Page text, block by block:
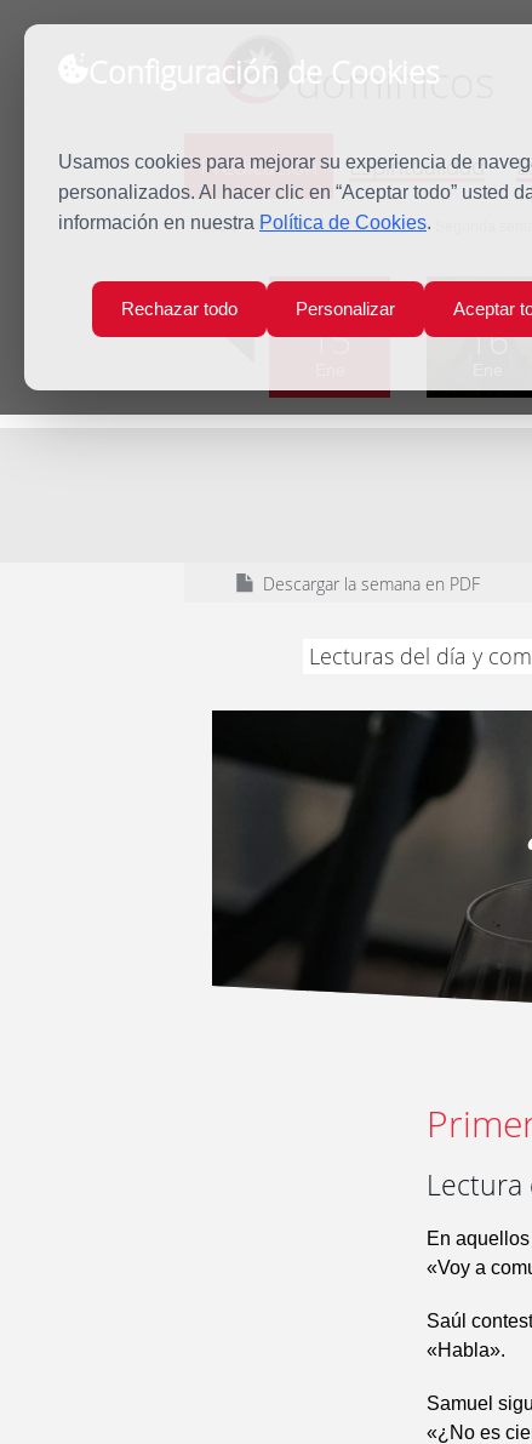
Configuración de Cookies
Usamos cookies para mejorar su experiencia de
personalizados. Al hacer clic en “Aceptar todo” usted
información en nuestra Política de Cookies.
Rechazar todo Personalizar Aceptar
dominicos
Predicación Espiritualidad
Inicio Predicación Lunes de la Segunda
Lun
15
Mar
16
Descargar la semana en PDF
Lecturas del día y
Lectura
En
«Voy a
Saúl
«Habla».
Samuel
«¿No es